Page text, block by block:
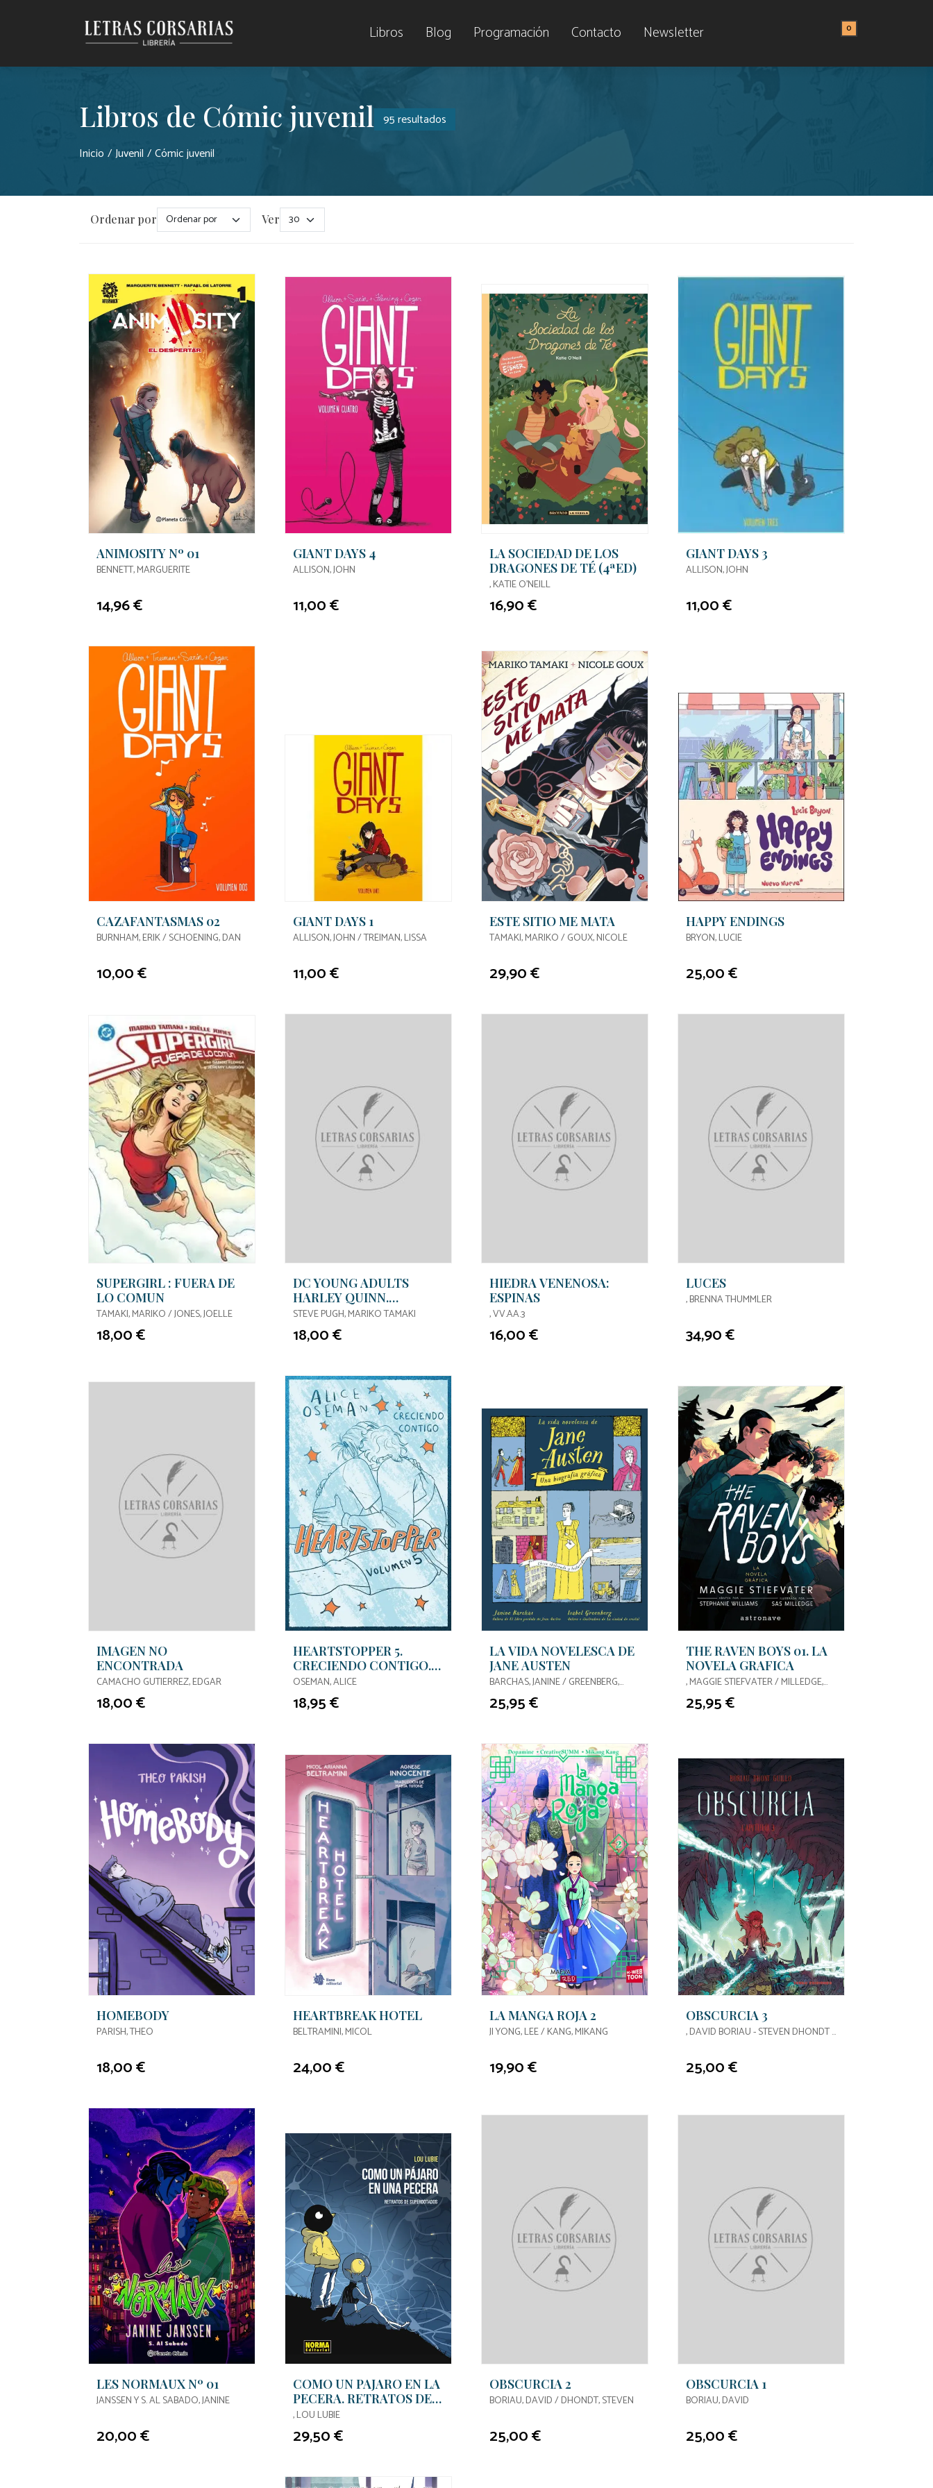
Libros Blog Programación Contacto Newsletter 0
Libros de Cómic juvenil 95 resultados
Inicio
Juvenil Cómic juvenil
Ordenar por Ver
ANIMOSITY Nº 01
BENNETT, MARGUERITE
14,96 €
GIANT DAYS 4
ALLISON, JOHN
11,00 €
LA SOCIEDAD DE LOS
DRAGONES DE TÉ (4ªED)
, KATIE O'NEILL
16,90 €
GIANT DAYS 3
ALLISON, JOHN
11,00 €
CAZAFANTASMAS 02
BURNHAM, ERIK / SCHOENING, DAN
10,00 €
GIANT DAYS 1
ALLISON, JOHN / TREIMAN, LISSA
11,00 €
ESTE SITIO ME MATA
TAMAKI, MARIKO / GOUX, NICOLE
29,90 €
HAPPY ENDINGS
BRYON, LUCIE
25,00 €
SUPERGIRL : FUERA DE
LO COMUN
TAMAKI, MARIKO / JONES, JOELLE
18,00 €
DC YOUNG ADULTS
HARLEY QUINN.
CRISTALES ROTOS
STEVE PUGH, MARIKO TAMAKI
18,00 €
HIEDRA VENENOSA:
ESPINAS
, VV.AA.3
16,00 €
LUCES
, BRENNA THUMMLER
34,90 €
IMAGEN NO
ENCONTRADA
CAMACHO GUTIERREZ, EDGAR
18,00 €
HEARTSTOPPER 5.
CRECIENDO CONTIGO.
EDICIÓN ESPECIAL
OSEMAN, ALICE
18,95 €
LA VIDA NOVELESCA DE
JANE AUSTEN
BARCHAS, JANINE / GREENBERG,
ISABEL
25,95 €
THE RAVEN BOYS 01. LA
NOVELA GRAFICA
, MAGGIE STIEFVATER / MILLEDGE,
SAS / , STEPHANIE WILLIAMS / SAS
MILLEDGE,
25,95 €
HOMEBODY
PARISH, THEO
18,00 €
HEARTBREAK HOTEL
BELTRAMINI, MICOL
24,00 €
LA MANGA ROJA 2
JI YONG, LEE / KANG, MIKANG
19,90 €
OBSCURCIA 3
, DAVID BORIAU - STEVEN DHONDT -
25,00 €
LES NORMAUX Nº 01
JANSSEN Y S. AL SABADO, JANINE
20,00 €
COMO UN PAJARO EN LA
PECERA. RETRATOS DE
LOS SUPERDOTADOS
, LOU LUBIE
29,50 €
OBSCURCIA 2
BORIAU, DAVID / DHONDT, STEVEN
25,00 €
OBSCURCIA 1
BORIAU, DAVID
25,00 €